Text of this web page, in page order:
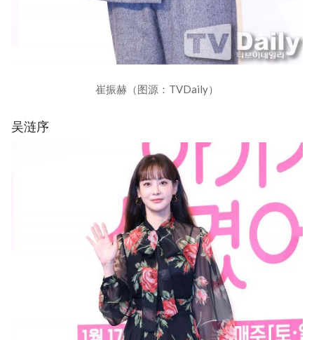
崔振赫（图源：TVDaily）
吴涟序